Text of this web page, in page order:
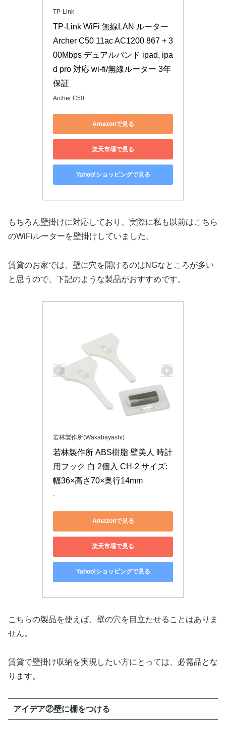
TP-Link
TP-Link WiFi 無線LAN ルーター
Archer C50 11ac AC1200 867 + 3
00Mbps デュアルバンド ipad, ipa
d pro 対応 wi-fi/無線ルーター 3年
保証
Archer C50
Amazonで見る
楽天市場で見る
Yahoo!ショッピングで見る
もちろん壁掛けに対応しており、実際に私も以前はこちら
のWiFiルーターを壁掛けしていました。
賃貸のお家では、壁に穴を開けるのはNGなところが多い
と思うので、下記のような製品がおすすめです。
若林製作所(Wakabayashi)
若林製作所 ABS樹脂 壁美人 時計
用フック 白 2個入 CH-2 サイズ:
幅36×高さ70×奥行14mm
-
Amazonで見る
楽天市場で見る
Yahoo!ショッピングで見る
こちらの製品を使えば、壁の穴を目立たせることはありま
せん。
賃貸で壁掛け収納を実現したい方にとっては、必需品とな
ります。
アイデア②壁に棚をつける